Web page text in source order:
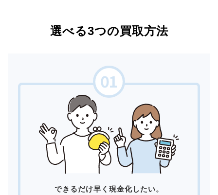
選べる3つの買取方法
できるだけ早く現金化したい。